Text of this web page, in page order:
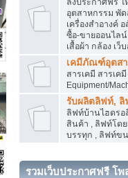
อุตสาหกรรม พัด
เครื่องสำอางค์
ซื้อ-ขายออนไลน์
เสื้อผ้า กล้อง เ
เคมีภัณฑ์อุตสา
สารเคมี สารเค
Equipment/
รับผลิตลิฟท์, ลิ
ลิฟท์บ้านไฮดรอ
สินค้า , ลิฟท์โด
บรรทุก , ลิฟท์ข
รวมเว็บประกาศฟรี โ